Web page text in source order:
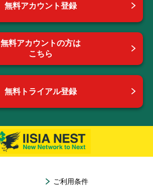
無料アカウント登録
無料アカウントの方は
こちら
無料トライアル登録
ご利用条件